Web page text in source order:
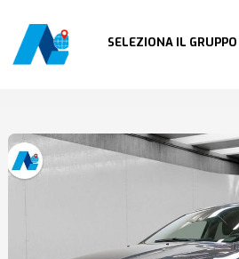
SELEZIONA IL GRUPPO